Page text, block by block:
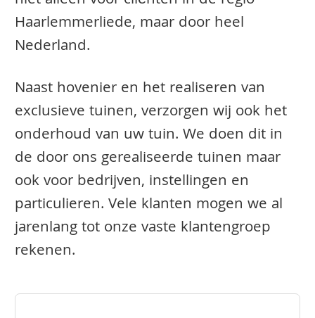
Haarlemmerliede, maar door heel
Nederland.
Naast hovenier en het realiseren van
exclusieve tuinen, verzorgen wij ook het
onderhoud van uw tuin. We doen dit in
de door ons gerealiseerde tuinen maar
ook voor bedrijven, instellingen en
particulieren. Vele klanten mogen we al
jarenlang tot onze vaste klantengroep
rekenen.